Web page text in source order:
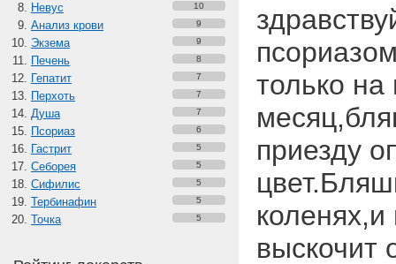
Невус 10
Анализ крови 9
Экзема 9
Печень 8
Гепатит 7
Перхоть 7
Душа 7
Псориаз 6
Гастрит 5
Себорея 5
Сифилис 5
Тербинафин 5
Точка 5
только
приезду
коленях,и
выскочит